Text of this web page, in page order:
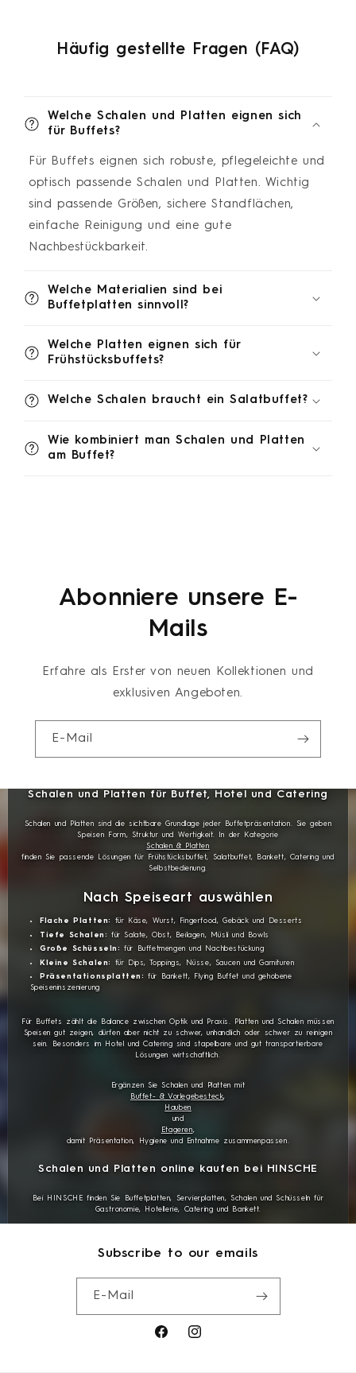
Häufig gestellte Fragen (FAQ)
Welche Schalen und Platten eignen sich
für Buffets?
Für Buffets eignen sich robuste, pflegeleichte und
optisch passende Schalen und Platten. Wichtig
sind passende Größen, sichere Standflächen,
einfache Reinigung und eine gute
Nachbestückbarkeit.
Welche Materialien sind bei
Buffetplatten sinnvoll?
Welche Platten eignen sich für
Frühstücksbuffets?
Welche Schalen braucht ein Salatbuffet?
Wie kombiniert man Schalen und Platten
am Buffet?
Abonniere unsere E-
Mails
Erfahre als Erster von neuen Kollektionen und
exklusiven Angeboten.
E-Mail
Schalen und Platten für Buffet, Hotel und Catering
Schalen und Platten sind die sichtbare Grundlage jeder Buffetpräsentation. Sie geben
Speisen Form, Struktur und Wertigkeit. In der Kategorie
Schalen & Platten
finden Sie passende Lösungen für Frühstücksbuffet, Salatbuffet, Bankett, Catering und
Selbstbedienung.
Nach Speiseart auswählen
Flache Platten:
für Käse, Wurst, Fingerfood, Gebäck und Desserts
Tiefe Schalen:
für Salate, Obst, Beilagen, Müsli und Bowls
Große Schüsseln:
für Buffetmengen und Nachbestückung
Kleine Schalen:
für Dips, Toppings, Nüsse, Saucen und Garnituren
Präsentationsplatten:
für Bankett, Flying Buffet und gehobene
Speiseninszenierung
Für Buffets zählt die Balance zwischen Optik und Praxis. Platten und Schalen müssen
Speisen gut zeigen, dürfen aber nicht zu schwer, unhandlich oder schwer zu reinigen
sein. Besonders im Hotel und Catering sind stapelbare und gut transportierbare
Lösungen wirtschaftlich.
Ergänzen Sie Schalen und Platten mit
Buffet- & Vorlegebesteck,
Hauben
und
Etageren,
damit Präsentation, Hygiene und Entnahme zusammenpassen.
Schalen und Platten online kaufen bei HINSCHE
Bei HINSCHE finden Sie Buffetplatten, Servierplatten, Schalen und Schüsseln für
Gastronomie, Hotellerie, Catering und Bankett.
Subscribe to our emails
E-Mail
FacebookInstagram